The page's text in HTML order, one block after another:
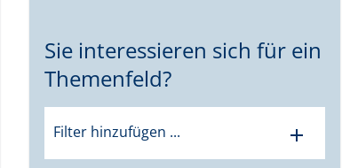
Sie interessieren sich für ein
Themenfeld?
Filter hinzufügen ... add